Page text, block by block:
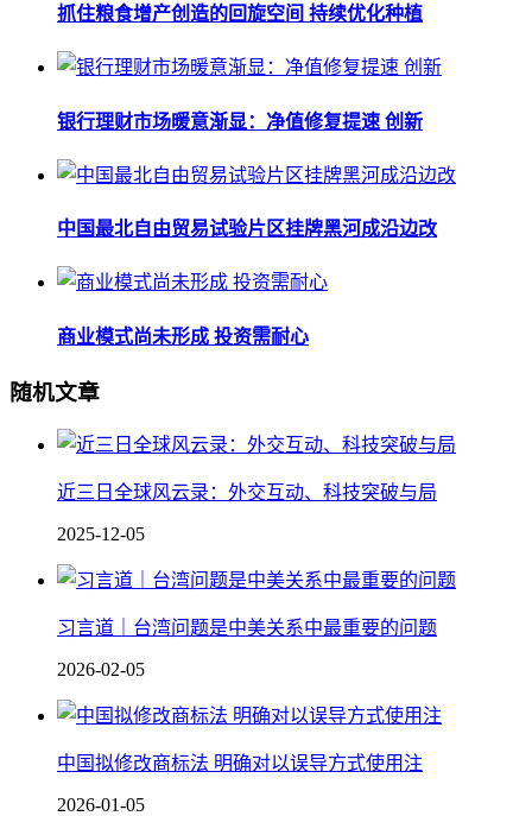
抓住粮食增产创造的回旋空间 持续优化种植
银行理财市场暖意渐显：净值修复提速 创新
中国最北自由贸易试验片区挂牌黑河成沿边改
商业模式尚未形成 投资需耐心
随机文章
近三日全球风云录：外交互动、科技突破与局
2025-12-05
习言道｜台湾问题是中美关系中最重要的问题
2026-02-05
中国拟修改商标法 明确对以误导方式使用注
2026-01-05